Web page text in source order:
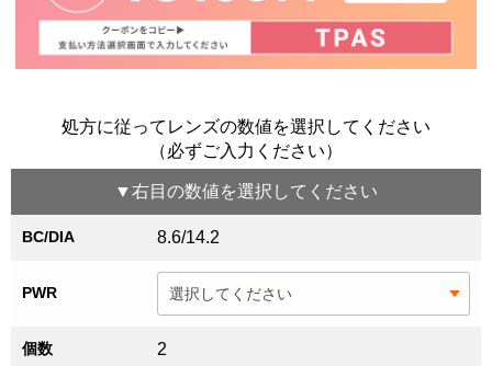
処方に従ってレンズの数値を選択してください
（必ずご入力ください）
▼右目 の数値を選択してください
BC/DIA 8.6/14.2
PWR
個数 2